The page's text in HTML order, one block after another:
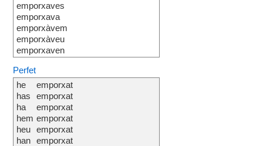
emporxaves
emporxava
emporxàvem
emporxàveu
emporxaven
Perfet
he
has
ha
hem
heu
han
emporxat
emporxat
emporxat
emporxat
emporxat
emporxat